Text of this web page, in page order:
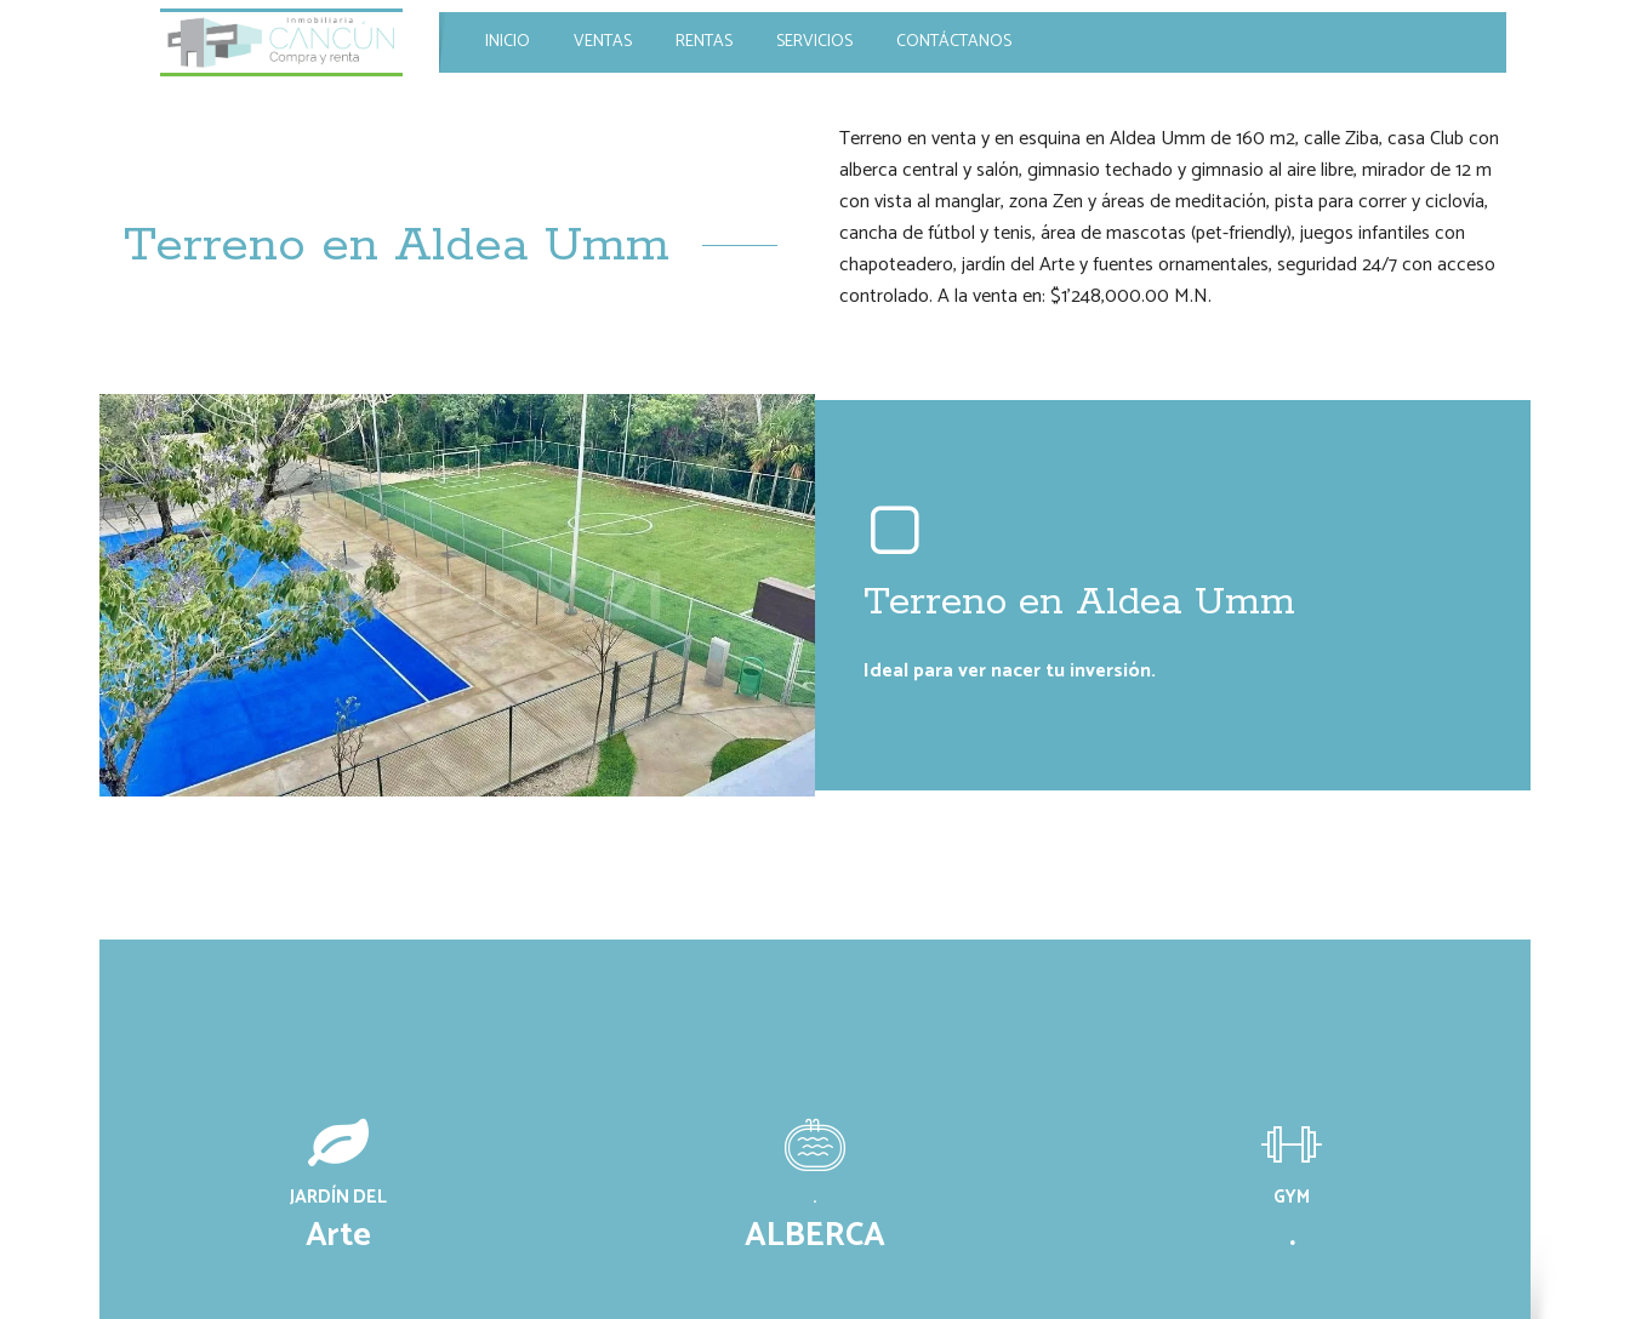
INICIO VENTAS RENTAS SERVICIOS CONTÁCTANOS
Terreno en Aldea Umm
Terreno en venta y en esquina en Aldea Umm de 160 m2, calle Ziba, casa Club con
alberca central y salón, gimnasio techado y gimnasio al aire libre, mirador de 12 m
con vista al manglar, zona Zen y áreas de meditación, pista para correr y ciclovía,
cancha de fútbol y tenis, área de mascotas (pet-friendly), juegos infantiles con
chapoteadero, jardín del Arte y fuentes ornamentales, seguridad 24/7 con acceso
controlado. A la venta en: $1’248,000.00 M.N.
Terreno en Aldea Umm
Ideal para ver nacer tu inversión.
JARDÍN DEL
Arte
.
ALBERCA
GYM
.